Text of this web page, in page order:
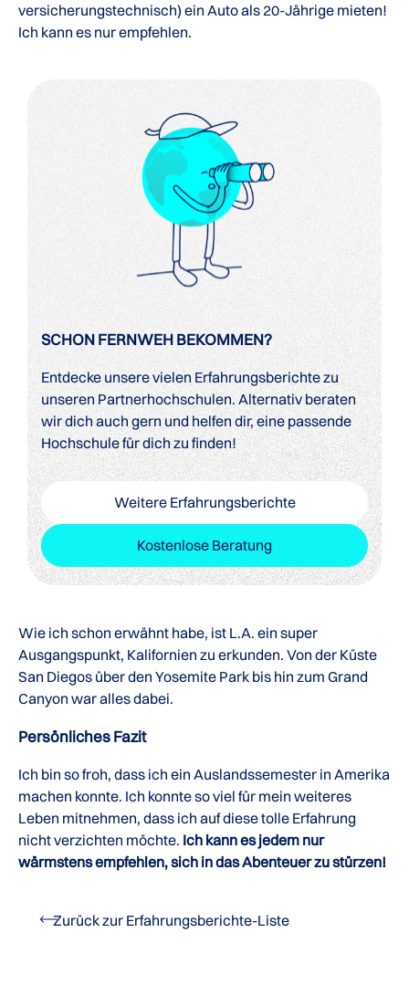
versicherungstechnisch) ein Auto als 20-Jährige mieten!
Ich kann es nur empfehlen.
SCHON FERNWEH BEKOMMEN?
Entdecke unsere vielen Erfahrungsberichte zu
unseren Partnerhochschulen. Alternativ beraten
wir dich auch gern und helfen dir, eine passende
Hochschule für dich zu finden!
Weitere Erfahrungsberichte
Kostenlose Beratung
Wie ich schon erwähnt habe, ist L.A. ein super
Ausgangspunkt, Kalifornien zu erkunden. Von der Küste
San Diegos über den Yosemite Park bis hin zum Grand
Canyon war alles dabei.
Persönliches Fazit
Ich bin so froh, dass ich ein Auslandssemester in Amerika
machen konnte. Ich konnte so viel für mein weiteres
Leben mitnehmen, dass ich auf diese tolle Erfahrung
nicht verzichten möchte. Ich kann es jedem nur
wärmstens empfehlen, sich in das Abenteuer zu stürzen!
Zurück zur Erfahrungsberichte-Liste